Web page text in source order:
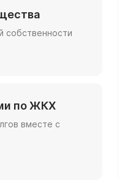
собственности
по ЖКХ
вместе с